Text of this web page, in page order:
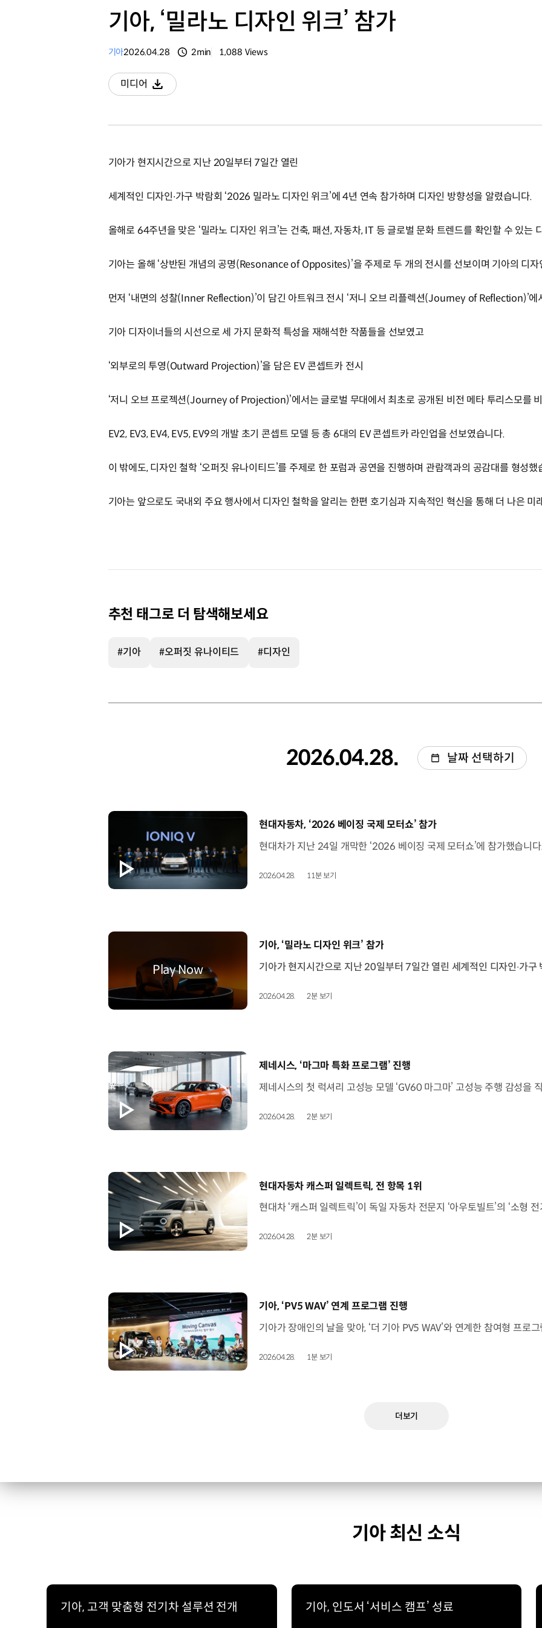
기아, ‘밀라노 디자인 위크’ 참가
기아2026.04.28 2min 1,088 Views
미디어
다운로드
기아가 현지시간으로 지난 20일부터 7일간 열린
세계적인 디자인∙가구 박람회 ‘2026 밀라노 디자인 위크’에 4년 연속 참가하며 디자인 방향성을 알렸습니다.
올해로 64주년을 맞은 ‘밀라노 디자인 위크’는 건축, 패션, 자동차, IT 등 글로벌 문화 트렌드를 확인할 수 있는
기아는 올해 ‘상반된 개념의 공명(Resonance of Opposites)’을 주제로 두 개의 전시를 선보이며 기아의 디
먼저 ‘내면의 성찰(Inner Reflection)’이 담긴 아트워크 전시 ‘저니 오브 리플렉션(Journey of Reflection)’에
기아 디자이너들의 시선으로 세 가지 문화적 특성을 재해석한 작품들을 선보였고
‘외부로의 투영(Outward Projection)’을 담은 EV 콘셉트카 전시
‘저니 오브 프로젝션(Journey of Projection)’에서는 글로벌 무대에서 최초로 공개된 비전 메타 투리스모를
EV2, EV3, EV4, EV5, EV9의 개발 초기 콘셉트 모델 등 총 6대의 EV 콘셉트카 라인업을 선보였습니다.
이 밖에도, 디자인 철학 ‘오퍼짓 유나이티드’를 주제로 한 포럼과 공연을 진행하며 관람객과의 공감대를 형성했
기아는 앞으로도 국내외 주요 행사에서 디자인 철학을 알리는 한편 호기심과 지속적인 혁신을 통해 더 나은 미
추천 태그로 더 탐색해보세요
#기아 #오퍼짓 유나이티드 #디자인
2026.04.28. 날짜 선택하기
[동영상]
현대자동차, ‘2026 베이징 국제 모터쇼’ 참가
2026.04.28. 11분 보기
[동영상]
기아, ‘밀라노 디자인 위크’ 참가
2026.04.28. 2분 보기
[동영상]
제네시스, ‘마그마 특화 프로그램’ 진행
2026.04.28. 2분 보기
[동영상]
현대자동차 캐스퍼 일렉트릭, 전 항목 1위
2026.04.28. 2분 보기
[동영상]
기아, ‘PV5 WAV’ 연계 프로그램 진행
2026.04.28. 1분 보기
더보기
기아 최신 소식
기아, 고객 맞춤형 전기차 설루션 전개 기아, 인도서 ‘서비스 캠프’ 성료